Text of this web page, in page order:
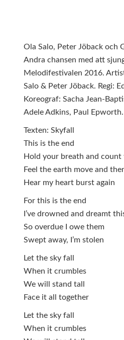
Ola Salo, Peter Jöback och
Andra chansen med att
Melodifestivalen 2016.
Salo & Peter Jöback. Regi:
Koreograf: Sacha Jean-
Adele Adkins, Paul
Texten: Skyfall
This is the end
Hold your breath and count
Feel the earth move and
Hear my heart burst again
For this is the end
I’ve drowned and dreamt
So overdue I owe them
Swept away, I’m stolen
Let the sky fall
When it crumbles
We will stand tall
Face it all together
Let the sky fall
When it crumbles